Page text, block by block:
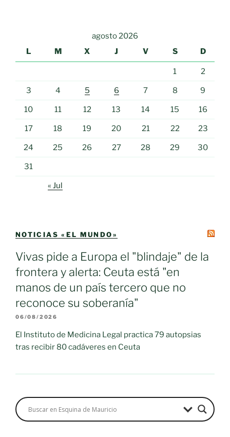
agosto 2026
L
M X J V S D
1 2
3 4 5 6 7 8 9
10 11 12 13 14 15 16
17 18 19 20 21 22 23
24 25 26 27 28 29 30
31
« Jul
NOTICIAS «EL MUNDO»
Vivas pide a Europa el "blindaje" de la
frontera y alerta: Ceuta está "en
manos de un país tercero que no
reconoce su soberanía"
06/08/2026
El Instituto de Medicina Legal practica 79 autopsias
tras recibir 80 cadáveres en Ceuta